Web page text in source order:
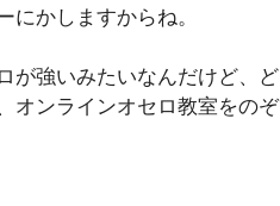
かしますからね。
が強いみたいなんだけど、
ンラインオセロ教室をのぞ